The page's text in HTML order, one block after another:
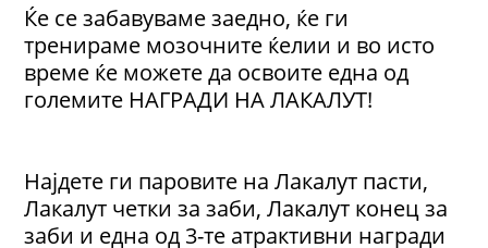
Ќе се забавуваме заедно, ќе ги
тренираме мозочните ќелии и во исто
време ќе можете да освоите една од
големите НАГРАДИ НА ЛАКАЛУТ!
Најдете ги паровите на Лакалут пасти,
Лакалут четки за заби, Лакалут конец за
заби и една од 3-те атрактивни награди